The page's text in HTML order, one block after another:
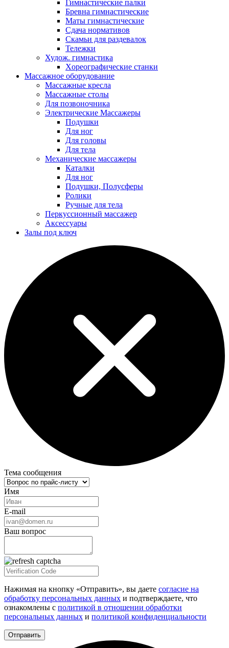
Гимнастические палки
Бревна гимнастические
Маты гимнастические
Сдача нормативов
Скамьи для раздевалок
Тележки
Худож. гимнастика
Xореографические станки
Массажное оборудование
Массажные кресла
Массажные столы
Для позвоночника
Электрические Массажеры
Подушки
Для ног
Для головы
Для тела
Механические массажеры
Каталки
Для ног
Подушки, Полусферы
Ролики
Ручные для тела
Перкуссионный массажер
Аксессуары
Залы под ключ
Тема сообщения
Имя
E-mail
Ваш вопрос
Нажимая на кнопку «Отправить», вы даете согласие на
обработку персональных данных и подтверждаете, что
ознакомлены с политикой в отношении обработки
персональных данных и политикой конфиденциальности